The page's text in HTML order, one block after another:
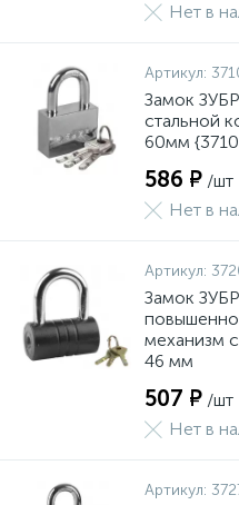
Нет в
Артикул:
Замок
стальной
60мм
586 ₽ /шт
Нет в
Артикул:
Замок
механизм
46 мм
507 ₽ /шт
Нет в
Артикул: